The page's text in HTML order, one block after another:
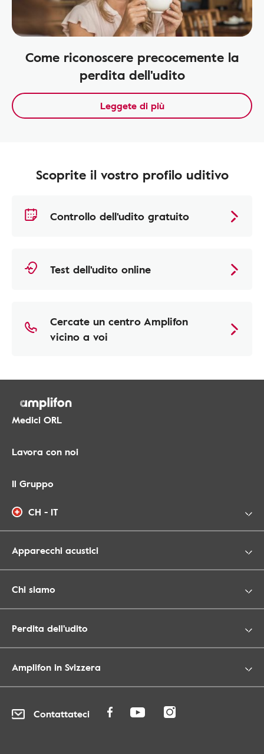
Come riconoscere precocemente la
perdita dell'udito
Leggete di più
Scoprite il vostro profilo uditivo
Controllo dell'udito gratuito
Test dell'udito online
Cercate un centro Amplifon
vicino a voi
Medici ORL
Lavora con noi
Il Gruppo
CH - IT
Apparecchi acustici
Chi siamo
Perdita dell'udito
Amplifon in Svizzera
Contattateci